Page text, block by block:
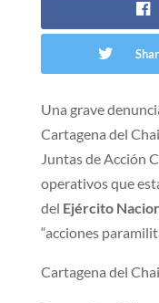
Una grave
Cartagena del
Juntas de Acción
operativos que
del Ejército
“acciones
Cartagena del